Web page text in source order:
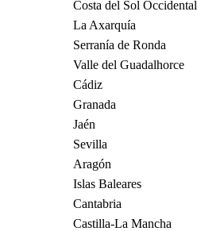
Costa del Sol Occidental
La Axarquía
Serranía de Ronda
Valle del Guadalhorce
Cádiz
Granada
Jaén
Sevilla
Aragón
Islas Baleares
Cantabria
Castilla-La Mancha